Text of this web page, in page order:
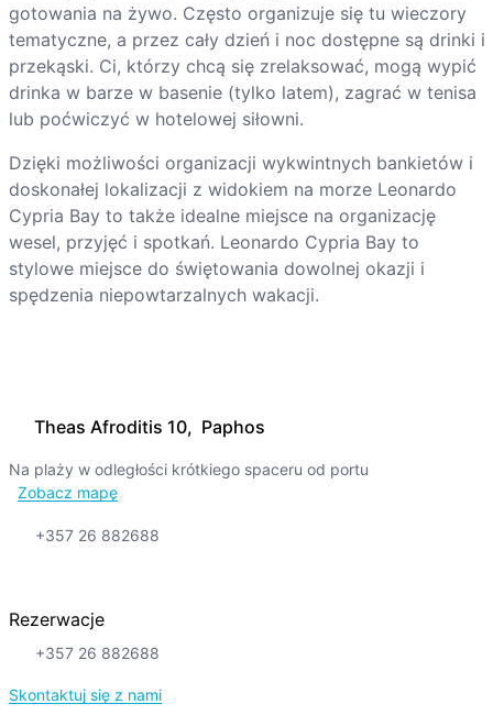
Theas Afroditis 10, Paphos
Na plaży w odległości krótkiego spaceru od portu
Zobacz mapę
+357 26 882688
Rezerwacje
+357 26 882688
Skontaktuj się z nami
gotowania na żywo. Często organizuje się tu wieczory
tematyczne, a przez cały dzień i noc dostępne są drinki i
przekąski. Ci, którzy chcą się zrelaksować, mogą wypić
drinka w barze w basenie (tylko latem), zagrać w tenisa
lub poćwiczyć w hotelowej siłowni.
Dzięki możliwości organizacji wykwintnych bankietów i
doskonałej lokalizacji z widokiem na morze Leonardo
Cypria Bay to także idealne miejsce na organizację
wesel, przyjęć i spotkań. Leonardo Cypria Bay to
stylowe miejsce do świętowania dowolnej okazji i
spędzenia niepowtarzalnych wakacji.